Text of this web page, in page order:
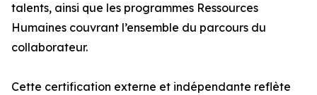
talents, ainsi que les programmes Ressources
Humaines couvrant l’ensemble du parcours du
collaborateur.
Cette certification externe et indépendante reflète